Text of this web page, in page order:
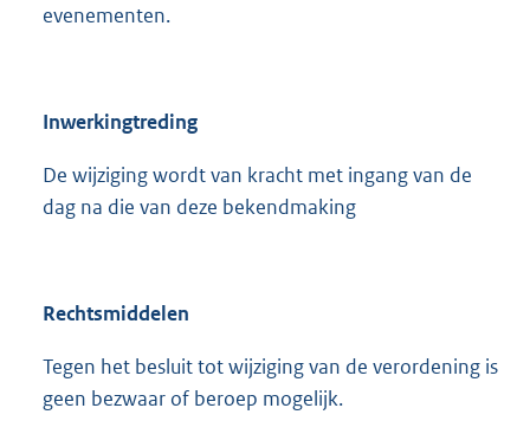
evenementen.
Inwerkingtreding
De wijziging wordt van kracht met ingang van de
dag na die van deze bekendmaking
Rechtsmiddelen
Tegen het besluit tot wijziging van de verordening is
geen bezwaar of beroep mogelijk.